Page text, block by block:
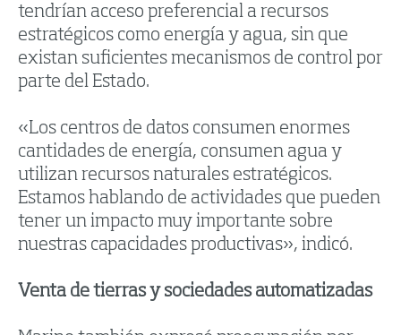
tendrían acceso preferencial a recursos
estratégicos como energía y agua, sin que
existan suficientes mecanismos de control por
parte del Estado.
«Los centros de datos consumen enormes
cantidades de energía, consumen agua y
utilizan recursos naturales estratégicos.
Estamos hablando de actividades que pueden
tener un impacto muy importante sobre
nuestras capacidades productivas», indicó.
Venta de tierras y sociedades automatizadas